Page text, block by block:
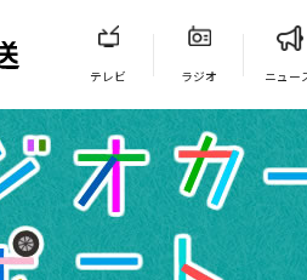
テレビ ラジオ ニュー